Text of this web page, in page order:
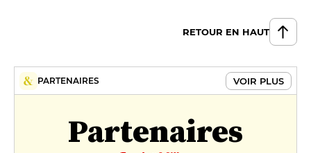
RETOUR EN HAUT
PARTENAIRES VOIR PLUS
Partenaires